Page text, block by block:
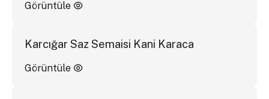
Görüntüle
Karcığar Saz Semaisi Kani Karaca
Görüntüle